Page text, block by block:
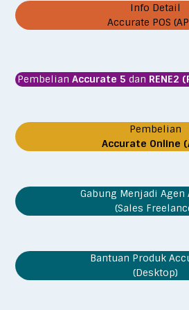
Info Detail
Accurate POS
Pembelian Accurate 5 dan RENE2
Pembelian
Accurate Online
Gabung Menjadi Agen
(Sales
Bantuan Produk
(Desktop)